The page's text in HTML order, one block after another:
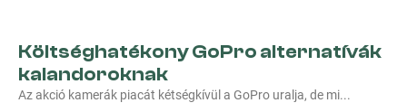
Költséghatékony GoPro alternatívák
kalandoroknak
Az akció kamerák piacát kétségkívül a GoPro uralja, de mi